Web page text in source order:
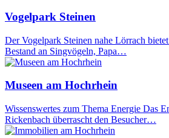
Vogelpark Steinen
Der Vogelpark Steinen nahe Lörrach
Bestand an Singvögeln, Papa…
Museen am Hochrhein
Wissenswertes zum Thema Energie Das
Rickenbach überrascht den Besucher…